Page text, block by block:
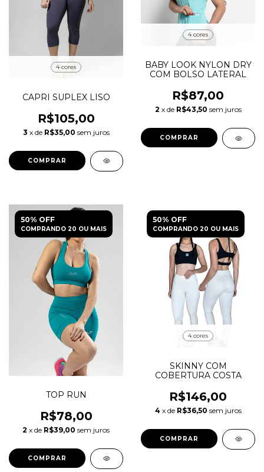
4 cores
CAPRI SUPLEX LISO
R$105,00
3 x de R$35,00 sem juros
COMPRAR
4 cores
BABY LOOK NYLON DRY
COM BOLSO LATERAL
R$87,00
2 x de R$43,50 sem juros
COMPRAR
50% OFF
COMPRANDO 20 OU MAIS
TOP RUN
R$78,00
2 x de R$39,00 sem juros
COMPRAR
50% OFF
COMPRANDO 20 OU MAIS
4 cores
SKINNY COM
COBERTURA COSTA
R$146,00
4 x de R$36,50 sem juros
COMPRAR